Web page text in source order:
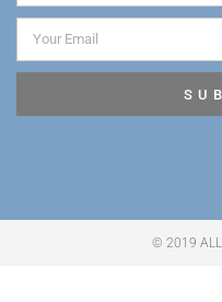
© 2019 ALL